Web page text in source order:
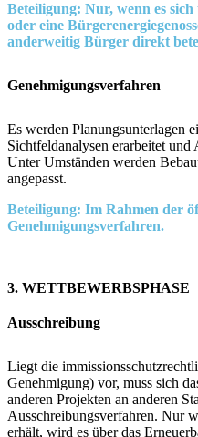
Beteiligung: Nur, wenn es
oder eine
anderweitig Bürger direkt
Genehmigungsverfahren
Es werden Planungsunterlagen
Sichtfeldanalysen erarbeitet und
Unter Umständen werden
angepasst.
Beteiligung: Im Rahmen der
Genehmigungsverfahren.
3. WETTBEWERBSPHASE
Ausschreibung
Liegt die
Genehmigung) vor, muss sich
anderen Projekten an anderen
Ausschreibungsverfahren. Nur
erhält, wird es über das